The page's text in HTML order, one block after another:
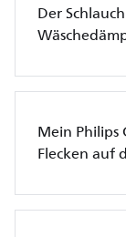
Der
Mein Philips
Flecken auf